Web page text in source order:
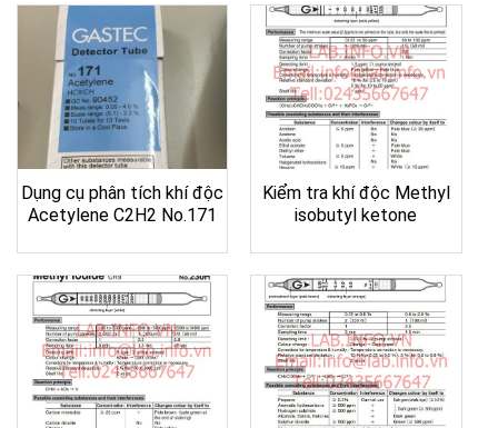
Dụng cụ phân tích khí độc
Acetylene C2H2 No.171
Kiểm tra khí độc Methyl
isobutyl ketone